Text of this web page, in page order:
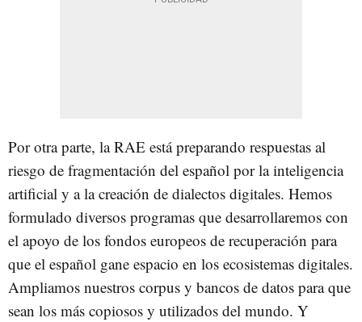
Por otra parte, la RAE está preparando respuestas al
riesgo de fragmentación del español por la inteligencia
artificial y a la creación de dialectos digitales. Hemos
formulado diversos programas que desarrollaremos con
el apoyo de los fondos europeos de recuperación para
que el español gane espacio en los ecosistemas digitales.
Ampliamos nuestros corpus y bancos de datos para que
sean los más copiosos y utilizados del mundo. Y